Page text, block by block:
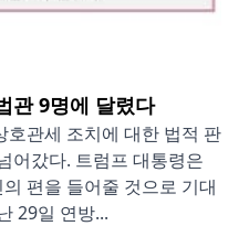
관 9명에 달렸다
호관세 조치에 대한 법적 판
어갔다. 트럼프 대통령은
편을 들어줄 것으로 기대
29일 연방...